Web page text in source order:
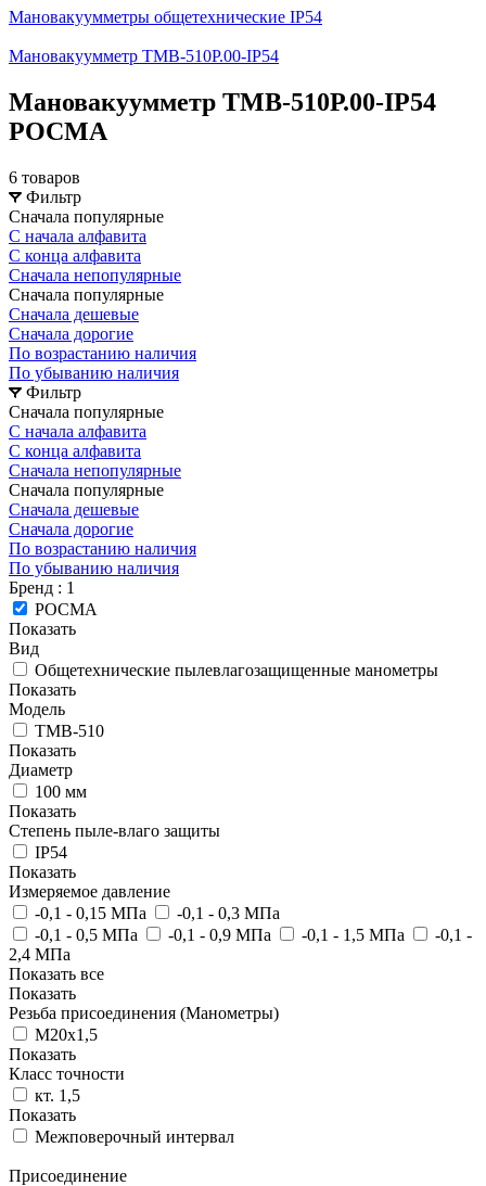
Мановакуумметры общетехнические IP54
Мановакуумметр ТМВ-510Р.00-IP54
Мановакуумметр ТМВ-510Р.00-IP54
РОСМА
6 товаров
Фильтр
Сначала популярные
С начала алфавита
С конца алфавита
Сначала непопулярные
Сначала популярные
Сначала дешевые
Сначала дорогие
По возрастанию наличия
По убыванию наличия
Фильтр
Сначала популярные
С начала алфавита
С конца алфавита
Сначала непопулярные
Сначала популярные
Сначала дешевые
Сначала дорогие
По возрастанию наличия
По убыванию наличия
Бренд : 1
РОСМА
Показать
Вид
Общетехнические пылевлагозащищенные манометры
Показать
Модель
ТМВ-510
Показать
Диаметр
100 мм
Показать
Степень пыле-влаго защиты
IP54
Показать
Измеряемое давление
-0,1 - 0,15 МПа
-0,1 - 0,3 МПа
-0,1 - 0,5 МПа
-0,1 - 0,9 МПа -0,1 - 1,5 МПа
-0,1 -
2,4 МПа
Показать все
Показать
Резьба присоединения (Манометры)
М20х1,5
Показать
Класс точности
кт. 1,5
Показать
Межповерочный интервал
Присоединение